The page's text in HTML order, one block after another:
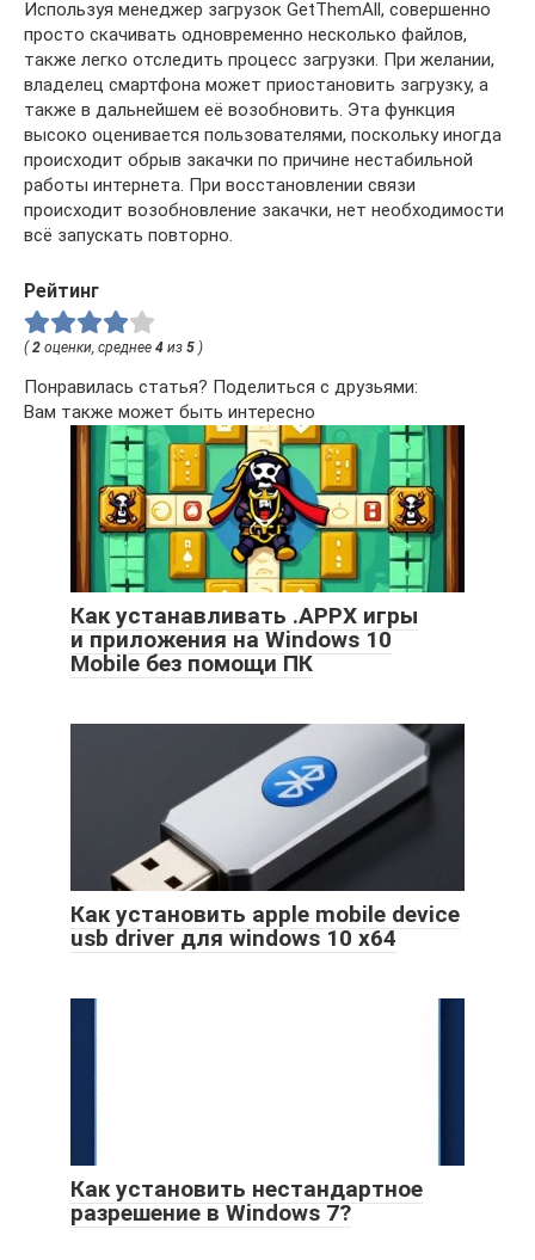
Используя менеджер загрузок GetThemAll, совершенно
просто скачивать одновременно несколько файлов,
также легко отследить процесс загрузки. При желании,
владелец смартфона может приостановить загрузку, а
также в дальнейшем её возобновить. Эта функция
высоко оценивается пользователями, поскольку иногда
происходит обрыв закачки по причине нестабильной
работы интернета. При восстановлении связи
происходит возобновление закачки, нет необходимости
всё запускать повторно.
Рейтинг
( 2 оценки, среднее 4 из 5 )
Понравилась статья? Поделиться с друзьями:
Вам также может быть интересно
Как устанавливать .APPX игры
и приложения на Windows 10
Mobile без помощи ПК
Как установить apple mobile device
usb driver для windows 10 x64
Как установить нестандартное
разрешение в Windows 7?